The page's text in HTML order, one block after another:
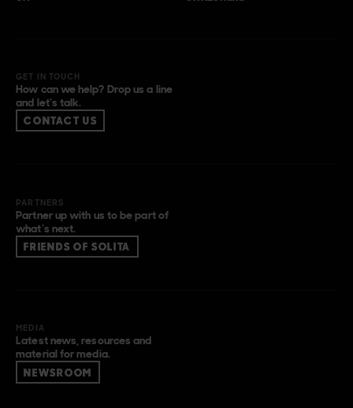
GET IN TOUCH
How can we help? Drop us a line
and let’s talk.
CONTACT US
PARTNERS
Partner up with us to be part of
what’s next.
FRIENDS OF SOLITA
MEDIA
Latest news, resources and
material for media.
NEWSROOM